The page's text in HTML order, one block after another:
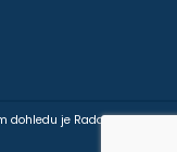
dohledu je Rada pro